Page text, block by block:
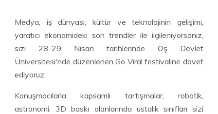
Medya, iş dünyası, kültür ve teknolojinin gelişimi,
yaratıcı ekonomideki son trendler ile ilgileniyorsanız,
sizi 28-29 Nisan tarihlerinde Oş Devlet
Üniversitesi'nde düzenlenen Go Viral festivaline davet
ediyoruz.
Konuşmacılarla kapsamlı tartışmalar, robotik,
astronomi, 3D baskı alanlarında ustalık sınıfları sizi